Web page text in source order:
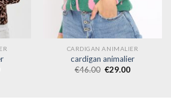
CARDIGAN ANIMALIER
cardigan animalier
€46.00 €29.00